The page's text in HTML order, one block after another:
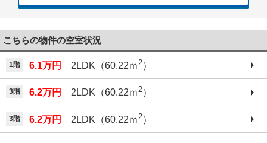
こちらの物件の空室状況
1階 6.1万円 2LDK（60.22ｍ2）
3階 6.2万円 2LDK（60.22ｍ2）
3階 6.2万円 2LDK（60.22ｍ 2）